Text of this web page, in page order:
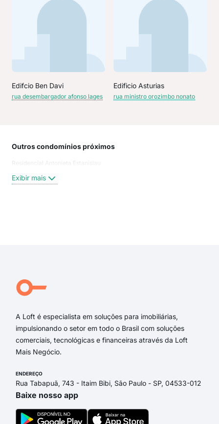
Edifcio Ben Davi
rua desembargador afonso lages
Edificio Asturias
rua ministro orozimbo nonato
Outros condomínios próximos
Residencial Antonieta Estanislau
Exibir mais
A Loft é especialista em soluções para imobiliárias,
impulsionando o setor em todo o Brasil com soluções
comerciais, tecnológicas e financeiras através da Loft
Mais Negócio.
ENDEREÇO
Rua Tabapuã, 743 - Itaim Bibi, São Paulo - SP, 04533-012
Baixe nosso app